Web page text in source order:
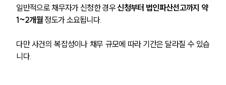
일반적으로 채무자가 신청한 경우 신청부터 법인파산선고까지 약
1~2개월 정도가 소요됩니다.
다만 사건의 복잡성이나 채무 규모에 따라 기간은 달라질 수 있습
니다.